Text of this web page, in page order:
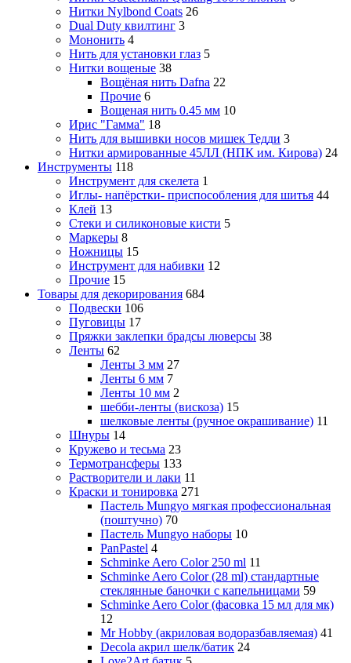
Нитки Nylbond Coats 26
Dual Duty квилтинг 3
Мононить 4
Нить для установки глаз 5
Нитки вощеные 38
Вощёная нить Dafna 22
Прочие 6
Вощеная нить 0.45 мм 10
Ирис "Гамма" 18
Нить для вышивки носов мишек Тедди 3
Нитки армированные 45ЛЛ (НПК им. Кирова) 24
Инструменты 118
Инструмент для скелета 1
Иглы- напёрстки- приспособления для шитья 44
Клей 13
Стеки и силиконовые кисти 5
Маркеры 8
Ножницы 15
Инструмент для набивки 12
Прочие 15
Товары для декорирования 684
Подвески 106
Пуговицы 17
Пряжки заклепки брадсы люверсы 38
Ленты 62
Ленты 3 мм 27
Ленты 6 мм 7
Ленты 10 мм 2
шебби-ленты (вискоза) 15
шелковые ленты (ручное окрашивание) 11
Шнуры 14
Кружево и тесьма 23
Термотрансферы 133
Растворители и лаки 11
Краски и тонировка 271
Пастель Mungyo мягкая профессиональная
(поштучно) 70
Пастель Mungyo наборы 10
PanPastel 4
Schminke Aero Color 250 ml 11
Schminke Aero Color (28 ml) стандартные
стеклянные баночки с капельницами 59
Schminke Aero Color (фасовка 15 мл для мк)
12
Mr Hobby (акриловая водоразбавляемая) 41
Decola акрил шелк/батик 24